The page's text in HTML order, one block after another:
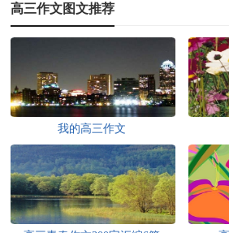
高三作文图文推荐
我的高三作文